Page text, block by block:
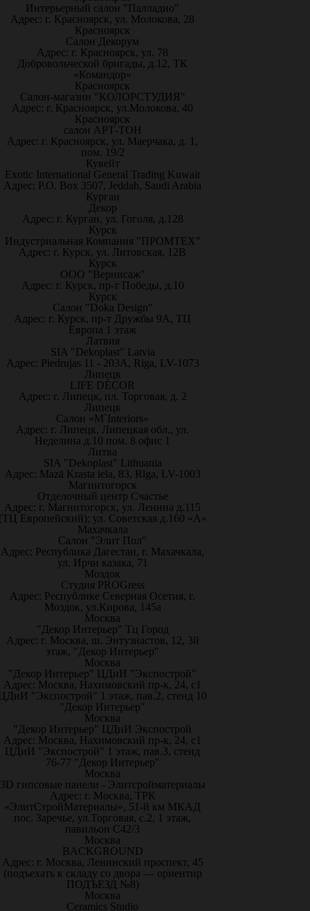
Интерьерный салон "Палладио"
Адрес: г. Красноярск, ул. Молокова, 28
Красноярск
Салон Декорум
Адрес: г. Красноярск, ул. 78
Добровольческой бригады, д.12, ТК
«Командор»
Красноярск
Салон-магазин "КОЛОРСТУДИЯ"
Адрес: г. Красноярск, ул.Молокова, 40
Красноярск
салон АРТ-ТОН
Адрес: г. Красноярск, ул. Маерчака, д. 1,
пом. 19/2
Кувейт
Exotic International General Trading Kuwait
Адрес: P.O. Box 3507, Jeddah, Saudi Arabia
Курган
Декор
Адрес: г. Курган, ул. Гоголя, д.128
Курск
Индустриальная Компания "ПРОМТЕХ"
Адрес: г. Курск, ул. Литовская, 12В
Курск
ООО "Вернисаж"
Адрес: г. Курск, пр-т Победы, д.10
Курск
Салон "Doka Design"
Адрес: г. Курск, пр-т Дружбы 9А, ТЦ
Европа 1 этаж
Латвия
SIA "Dekoplast" Latvia
Адрес: Piedrujas 11 - 203A, Riga, LV-1073
Липецк
LIFE DÉCOR
Адрес: г. Липецк, пл. Торговая, д. 2
Липецк
Салон «M`Interiors»
Адрес: г. Липецк, Липецкая обл., ул.
Неделина д.10 пом. 8 офис 1
Литва
SIA "Dekoplast" Lithuania
Адрес: Mazā Krasta iela, 83, Rīga, LV-1003
Магнитогорск
Отделочный центр Счастье
Адрес: г. Магнитогорск, ул. Ленина д.115
Европейский); ул. Советская д.160 «А»
Махачкала
Салон "Элит Пол"
Адрес: Республика Дагестан, г. Махачкала,
ул. Ирчи казака, 71
Моздок
Студия PROGress
Адрес: Республике Северная Осетия, г.
Моздок, ул.Кирова, 145а
Москва
"Декор Интерьер" Тц Город
Адрес: г. Москва, ш. Энтузиастов, 12, 3й
этаж, "Декор Интерьер"
Москва
"Декор Интерьер" ЦДиИ "Экспострой"
Адрес: Москва, Нахимовский пр-к, 24, с1
"Экспострой" 1 этаж, пав.2, стенд 10
"Декор Интерьер"
Москва
"Декор Интерьер" ЦДиИ Экспострой
Адрес: Москва, Нахимовский пр-к, 24, с1
ЦДиИ "Экспострой" 1 этаж, пав.3, стенд
76-77 "Декор Интерьер"
Москва
3D гипсовые панели - Элитсройматериалы
Адрес: г. Москва, ТРК
«ЭлитСтройМатериалы», 51-й км МКАД
пос. Заречье, ул.Торговая, с.2, 1 этаж,
павильон С42/3
Москва
BACKGROUND
Адрес: г. Москва, Ленинский проспект, 45
(подъехать к складу со двора — ориентир
ПОДЪЕЗД №8)
Москва
Ceramics Studio